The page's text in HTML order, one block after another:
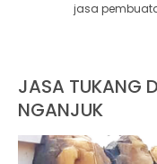
jasa
JASA TUKANG
NGANJUK